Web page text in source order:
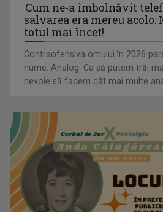
Cum ne-a îmbolnăvit
salvarea era mereu acolo:
totul mai încet!
Contraofensiva omului în 2026
nume: Analog. Ca să putem trăi
nevoie să facem cât mai multe